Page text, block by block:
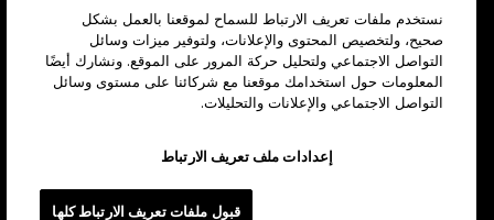
كيف تشتري بيتكوين
محفظة أجهزة بيتكوين
برنامج المكافآت (Bounty Program)
الموزعين المعتمدين
مجموعة مواد Ledger الصحفية
الوظائف
انضم إلينا
جميع الوظائف
نستخدم ملفات تعريف الارتباط للسماح لموقعنا بالعمل بشكل
صحيح، ولتخصيص المحتوى والإعلانات، ولتوفير ميزات وسائل
التواصل الاجتماعي ولتحليل حركة المرور على الموقع. ونشارك أيضًا
المعلومات حول استخدامك موقعنا مع شركائنا على مستوى وسائل
التواصل الاجتماعي والإعلانات والتحليلات.
إعدادات ملف تعريف الارتباط
قبول ملفات تعريف الارتباط كلها